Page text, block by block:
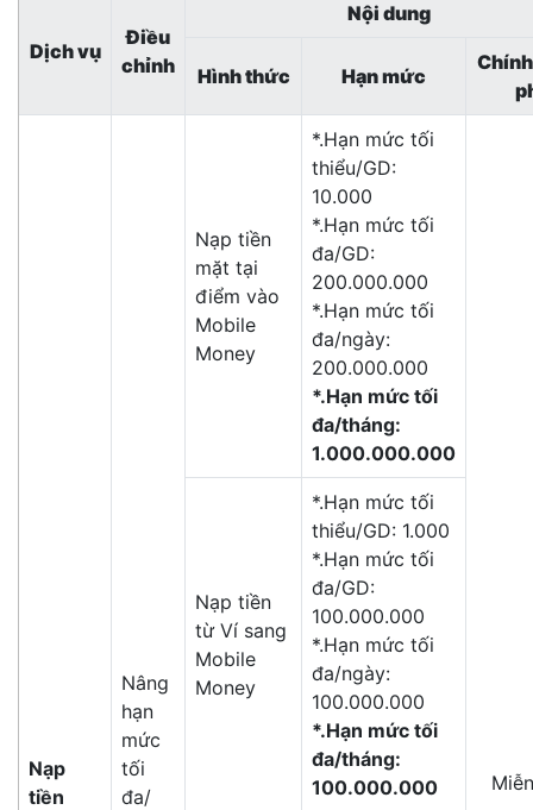
Dịch vụ
Điều
chỉnh
Nội dung
Hình thức Hạn mức
Nạp
tiền
Nâng
hạn
mức
tối
đa/
Nạp tiền
mặt tại
điểm vào
Mobile
Money
*.Hạn mức tối
thiểu/GD:
10.000
*.Hạn mức tối
đa/GD:
200.000.000
*.Hạn mức tối
đa/ngày:
200.000.000
*.Hạn mức tối
đa/tháng:
1.000.000.000
Nạp tiền
từ Ví sang
Mobile
Money
*.Hạn mức tối
thiểu/GD: 1.000
*.Hạn mức tối
đa/GD:
100.000.000
*.Hạn mức tối
đa/ngày:
100.000.000
*.Hạn mức tối
đa/tháng:
100.000.000